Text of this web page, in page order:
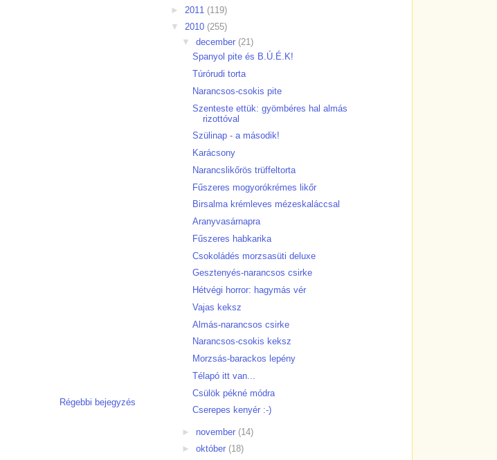
Régebbi bejegyzés
► 2011 (119)
▼ 2010 (255)
▼ december (21)
Spanyol pite és B.Ú.É.K!
Túrórudi torta
Narancsos-csokis pite
Szenteste ettük: gyömbéres hal almás
rizottóval
Szülinap - a második!
Karácsony
Narancslikőrös trüffeltorta
Fűszeres mogyorókrémes likőr
Birsalma krémleves mézeskaláccsal
Aranyvasárnapra
Fűszeres habkarika
Csokoládés morzsasüti deluxe
Gesztenyés-narancsos csirke
Hétvégi horror: hagymás vér
Vajas keksz
Almás-narancsos csirke
Narancsos-csokis keksz
Morzsás-barackos lepény
Télapó itt van...
Csülök pékné módra
Cserepes kenyér :-)
► november (14)
► október (18)